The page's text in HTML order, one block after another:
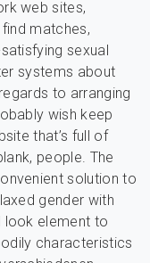
web sites,
matches,
sexual
systems about
to arranging
wish keep
that’s full of
people. The
solution to
gender with
look element to
characteristics